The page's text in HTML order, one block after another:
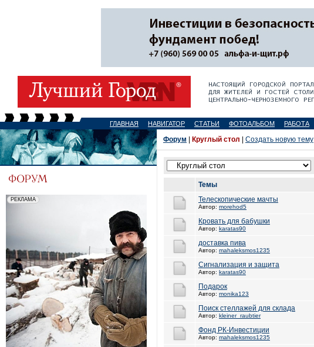
ГЛАВНАЯ НАВИГАТОР СТАТЬИ ФОТОАЛЬБОМ РАБОТА
Форум Круглый стол Создать новую тему
Темы
Телескопические мачты
Автор: morehod5
Кровать для бабушки
Автор: karatas90
доставка пива
Автор: mahaleksmos1235
Сигнализация и защита
Автор: karatas90
Подарок
Автор: monika123
Поиск стеллажей для склада
Автор: kleiner_raubtier
Фонд РК-Инвестиции
Автор: mahaleksmos1235